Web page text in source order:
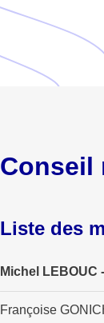
Conseil
Liste des
Michel LEBOUC
Françoise